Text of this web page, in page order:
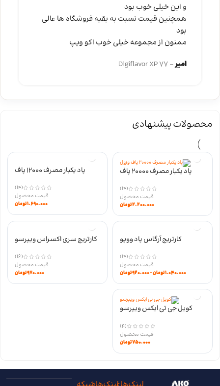
و این خیلی خوب بود
همچنین قیمت نسبت به بقیه فروشگاه ها عالی
بود
ممنون از مجموعه خیلی خوب اکو ویپ
امیر Digiflavor XP 77
محصولات پیشنهادی
پاد یکبار مصرف 20000 پاف
(14)
۲.۲۰۰.۰۰۰تومان
پاد یکبار مصرف 12000 پاف
(14)
۱.۶۹۰.۰۰۰تومان
کارتریج آرگاس پاد ووپو
(14)
۱.۰۴۰.۰۰۰تومان–۹۲۰.۰۰۰تومان
کارتریج سری اکسراس ویپرسو
(16)
۹۷۰.۰۰۰تومان
کویل جی تی ایکس ویپرسو
(4)
۷۵۰.۰۰۰تومان